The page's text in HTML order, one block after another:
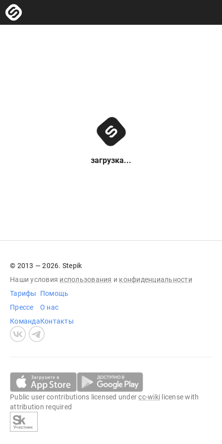
загрузка...
© 2013 — 2026. Stepik
Наши условия использования и конфиденциальности
Тарифы
Прессе
Команда
Помощь
О нас
Контакты
Public user contributions licensed undercc-wiki license with
attribution required